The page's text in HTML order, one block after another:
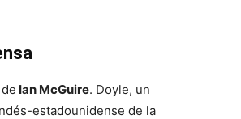
de Ian McGuire. Doyle, un
estadounidense de la